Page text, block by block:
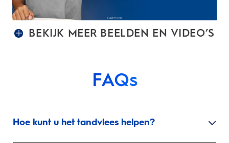
BEKIJK MEER BEELDEN EN VIDEO’S
FAQs
Hoe kunt u het tandvlees helpen?